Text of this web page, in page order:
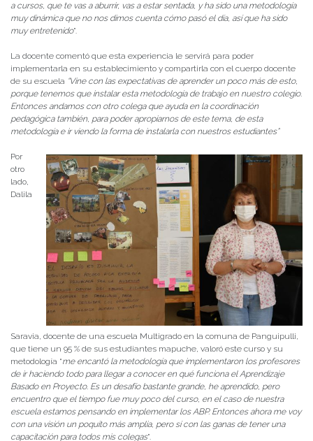
a cursos, que te vas a aburrir, vas a estar sentada, y ha sido una metodología
muy dinámica que no nos dimos cuenta cómo pasó el día, así que ha sido
muy entretenido”.
La docente comentó que esta experiencia le servirá para poder
implementarla en su establecimiento y compartirla con el cuerpo docente
de su escuela “Vine con las expectativas de aprender un poco más de esto,
porque tenemos que instalar esta metodología de trabajo en nuestro colegio.
Entonces andamos con otro colega que ayuda en la coordinación
pedagógica también, para poder apropiarnos de este tema, de esta
metodología e ir viendo la forma de instalarla con nuestros estudiantes”
Por
otro
lado,
Dalila
Saravia, docente de una escuela Multigrado en la comuna de Panguipulli,
que tiene un 95 % de sus estudiantes mapuche, valoró este curso y su
metodología “me encantó la metodología que implementaron los profesores
de ir haciendo todo para llegar a conocer en qué funciona el Aprendizaje
Basado en Proyecto. Es un desafío bastante grande, he aprendido, pero
encuentro que el tiempo fue muy poco del curso, en el caso de nuestra
escuela estamos pensando en implementar los ABP. Entonces ahora me voy
con una visión un poquito más amplia, pero sí con las ganas de tener una
capacitación para todos mis colegas”.